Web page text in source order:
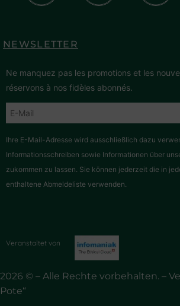
NEWSLETTER
Ne manquez pas les promotions et les
réservons à nos fidèles abonnés.
Ihre E-Mail-Adresse wird ausschließlich dazu
Informationsschreiben sowie Informationen über
zukommen zu lassen. Sie können jederzeit die in
enthaltene Abmeldeliste verwenden.
Veranstaltet von
2026 © – Alle Rechte vorbehalten. –
Pote“